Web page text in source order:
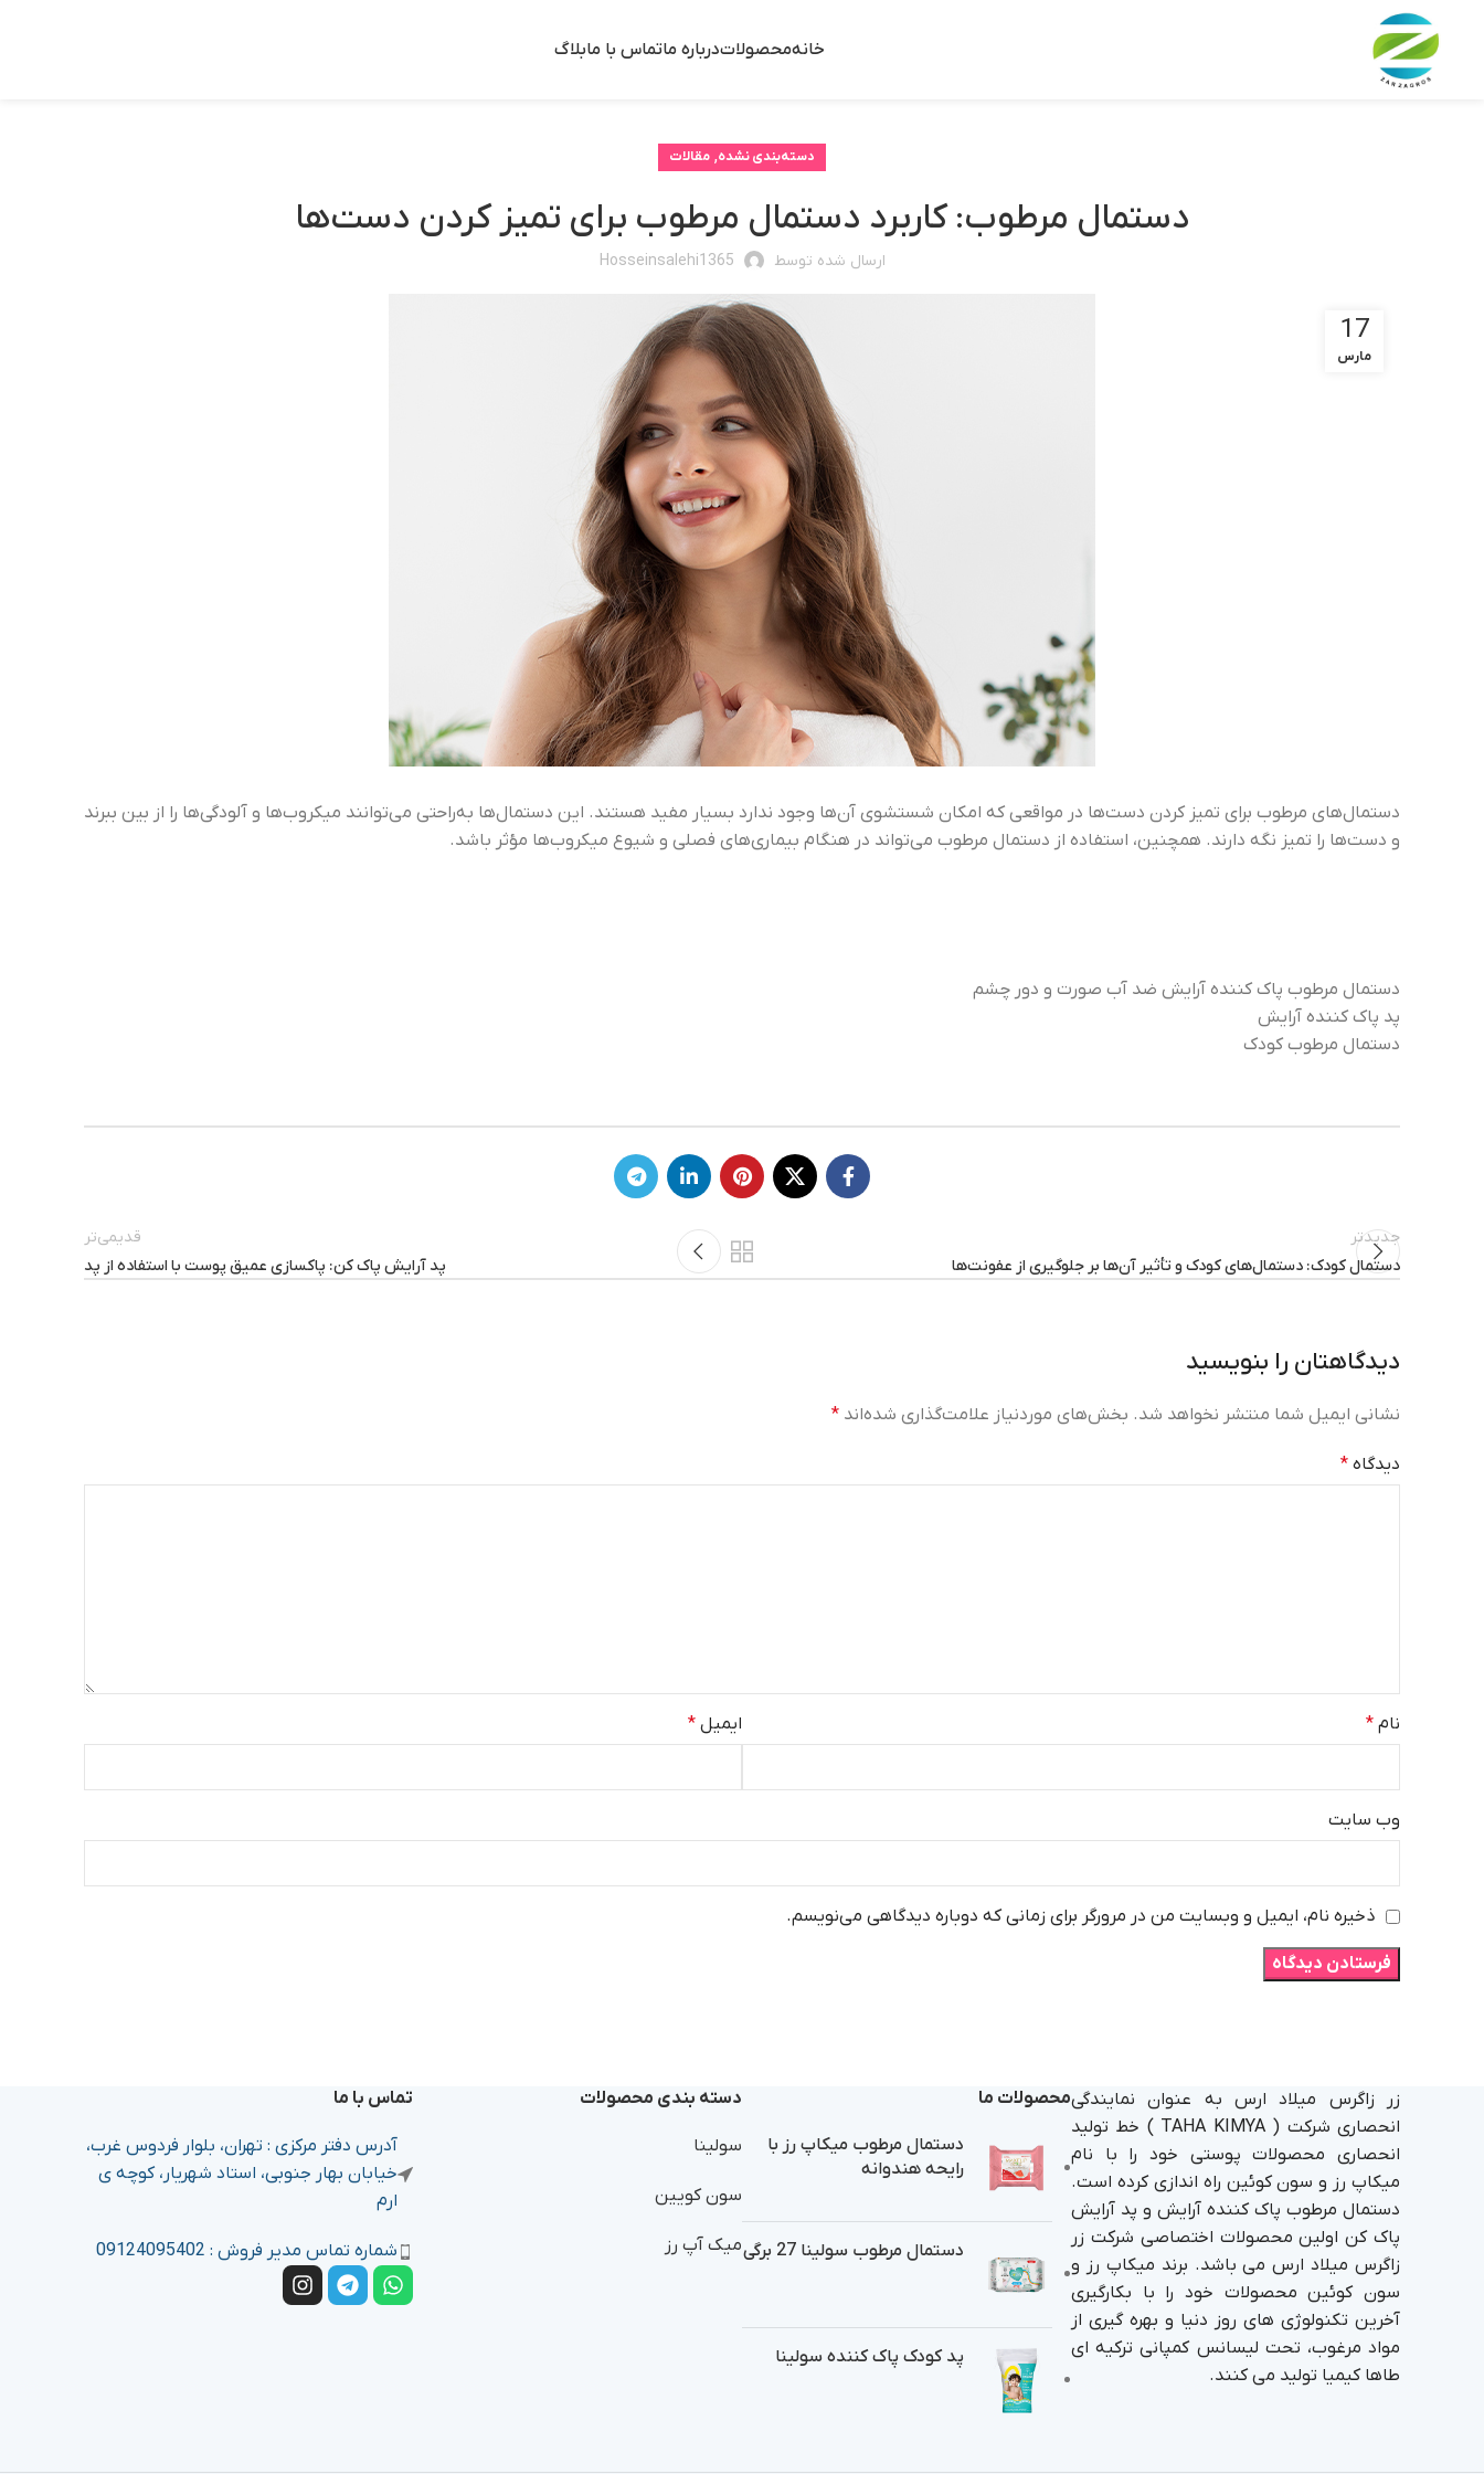
خانهمحصولاتدرباره ماتماس با مابلاگ
دسته‌بندی نشده, مقالات
دستمال مرطوب: کاربرد دستمال مرطوب برای تمیز کردن دست‌ها
ارسال شده توسط Hosseinsalehi1365
17
مارس
دستمال‌های مرطوب برای تمیز کردن دست‌ها در مواقعی که امکان شستشوی آن‌ها وجود ندارد بسیار مفید هستند. این دستمال‌ها به‌راحتی می‌توانند میکروب‌ها و آلودگی‌ها را از بین ببرند
و دست‌ها را تمیز نگه دارند. همچنین، استفاده از دستمال مرطوب می‌تواند در هنگام بیماری‌های فصلی و شیوع میکروب‌ها مؤثر باشد.
دستمال مرطوب پاک کننده آرایش ضد آب صورت و دور چشم
پد پاک کننده آرایش
دستمال مرطوب کودک
جدیدتر
دستمال کودک: دستمال‌های کودک و تأثیر آن‌ها بر جلوگیری از عفونت‌ها
قدیمی‌تر
پد آرایش پاک کن: پاکسازی عمیق پوست با استفاده از پد
دیدگاهتان را بنویسید
نشانی ایمیل شما منتشر نخواهد شد. بخش‌های موردنیاز علامت‌گذاری شده‌اند *
دیدگاه *
نام * ایمیل *
وب‌ سایت
ذخیره نام، ایمیل و وبسایت من در مرورگر برای زمانی که دوباره دیدگاهی می‌نویسم.
زر زاگرس میلاد ارس به عنوان نمایندگی
انحصاری شرکت ( TAHA KIMYA ) خط تولید
انحصاری محصولات پوستی خود را با نام
میکاپ رز و سون کوئین راه اندازی کرده است.
دستمال مرطوب پاک کننده آرایش و پد آرایش
پاک کن اولین محصولات اختصاصی شرکت زر
زاگرس میلاد ارس می باشد. برند میکاپ رز و
سون کوئین محصولات خود را با بکارگیری
آخرین تکنولوژی های روز دنیا و بهره گیری از
مواد مرغوب، تحت لیسانس کمپانی ترکیه ای
طاها کیمیا تولید می کنند.
محصولات ما
دستمال مرطوب میکاپ رز با
رایحه هندوانه
دستمال مرطوب سولینا 27 برگی
پد کودک پاک کننده سولینا
دسته بندی محصولات
سولینا
سون کویین
میک آپ رز
تماس با ما
آدرس دفتر مرکزی : تهران، بلوار فردوس غرب،
خیابان بهار جنوبی، استاد شهریار، کوچه ی
ارم
شماره تماس مدیر فروش : 09124095402